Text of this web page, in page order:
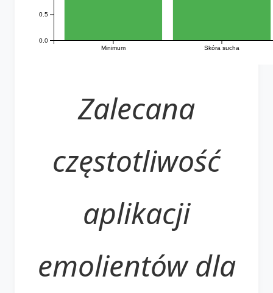
Minimum Skóra sucha
0.0
0.5
Zalecana
częstotliwość
aplikacji
emolientów dla